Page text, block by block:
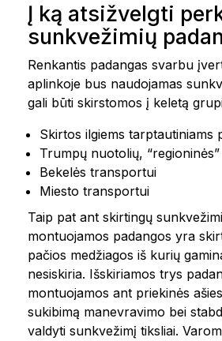
Į ką atsižvelgti
sunkvežimių
Renkantis padangas svarbu
aplinkoje bus naudojamas
gali būti skirstomos į keletą
Skirtos ilgiems tarptautiniams
Trumpų nuotolių, “regioninės”
Bekelės transportui
Miesto transportui
Taip pat ant skirtingų
montuojamos padangos yra
pačios medžiagos iš kurių
nesiskiria. Išskiriamos trys
montuojamos ant priekinės
sukibimą manevravimo bei
valdyti sunkvežimį tiksliai.